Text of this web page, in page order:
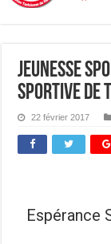
Jeunesse
Sportive de
22 février 2017
Espérance